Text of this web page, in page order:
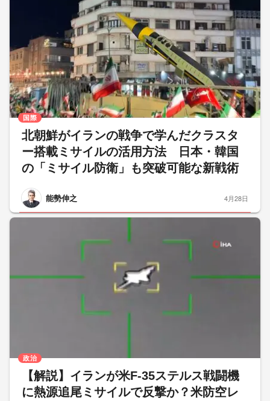
北朝鮮がイランの戦争で学んだクラスタ
ー搭載ミサイルの活用方法 日本・韓国
の「ミサイル防衛」も突破可能な新戦術
能勢伸之
国際
4月28日
【解説】イランが米F-35ステルス戦闘機
に熱源追尾ミサイルで反撃か？米防空レ
政治